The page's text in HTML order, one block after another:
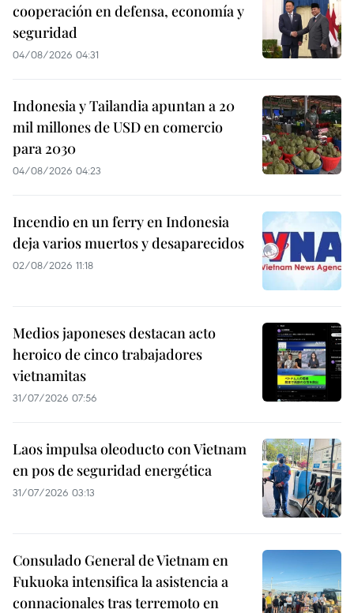
cooperación en defensa, economía y
seguridad
04/08/2026 04:31
Indonesia y Tailandia apuntan a 20
mil millones de USD en comercio
para 2030
04/08/2026 04:23
Incendio en un ferry en Indonesia
deja varios muertos y desaparecidos
02/08/2026 11:18
Medios japoneses destacan acto
heroico de cinco trabajadores
vietnamitas
31/07/2026 07:56
Laos impulsa oleoducto con Vietnam
en pos de seguridad energética
31/07/2026 03:13
Consulado General de Vietnam en
Fukuoka intensifica la asistencia a
connacionales tras terremoto en